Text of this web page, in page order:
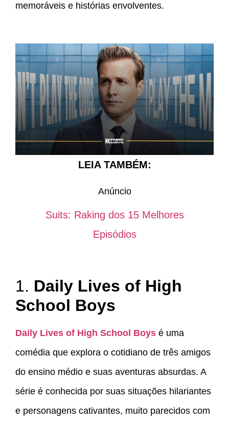
memoráveis e histórias envolventes.
LEIA TAMBÉM:
Anúncio
Suits: Raking dos 15 Melhores
Episódios
1. Daily Lives of High
School Boys
Daily Lives of High School Boys é uma
comédia que explora o cotidiano de três amigos
do ensino médio e suas aventuras absurdas. A
série é conhecida por suas situações hilariantes
e personagens cativantes, muito parecidos com